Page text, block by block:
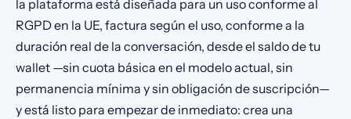
la plataforma está diseñada para un uso conforme al
RGPD en la UE, factura según el uso, conforme a la
duración real de la conversación, desde el saldo de tu
wallet —sin cuota básica en el modelo actual, sin
permanencia mínima y sin obligación de suscripción—
y está listo para empezar de inmediato: crea una